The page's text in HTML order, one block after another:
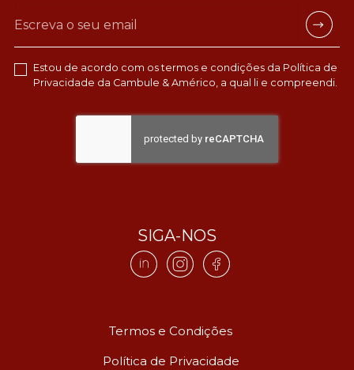
Estou de acordo com os termos e condições da Política de
Privacidade da Cambule & Américo, a qual li e compreendi.
SIGA-NOS
Termos e Condições
Política de Privacidade